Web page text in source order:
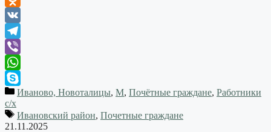
Odnoklassniki
VK
Telegram
Viber
WhatsApp
SkypeИваново, Новоталицы, М, Почётные граждане, Работники
с/х
Ивановский район, Почетные граждане
21.11.2025